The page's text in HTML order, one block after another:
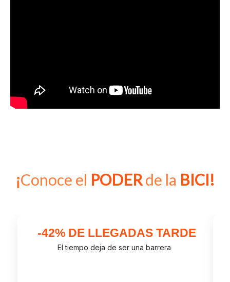
¡Conoce el PODERde la BICI!
-42% DE LLEGADAS TARDE
El tiempo deja de ser una barrera